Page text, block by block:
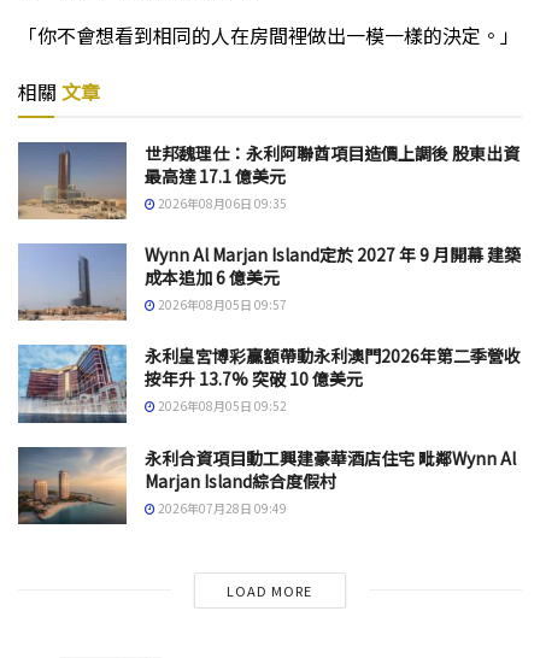
「你不會想看到相同的人在房間裡做出一模一樣的決定。」
相關 文章
世邦魏理仕：永利阿聯酋項目造價上調後 股東出資
最高達 17.1 億美元
2026年08月06日 09:35
Wynn Al Marjan Island定於 2027 年 9 月開幕 建築
成本追加 6 億美元
2026年08月05日 09:57
永利皇宮博彩贏額帶動永利澳門2026年第二季營收
按年升 13.7% 突破 10 億美元
2026年08月05日 09:52
永利合資項目動工興建豪華酒店住宅 毗鄰Wynn Al
Marjan Island綜合度假村
2026年07月28日 09:49
LOAD MORE